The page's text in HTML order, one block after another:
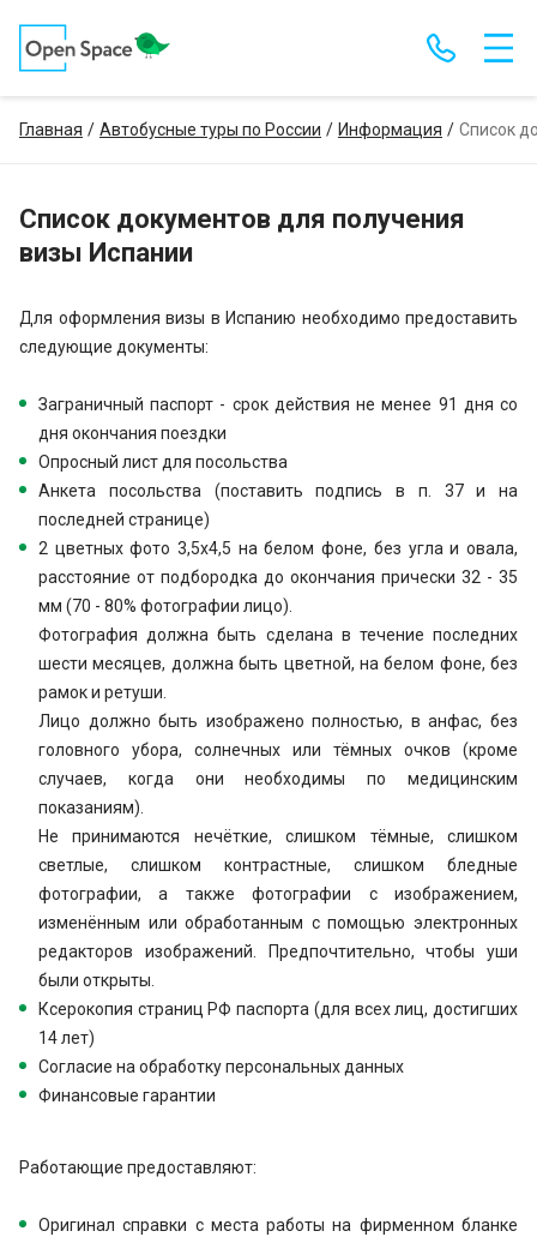
Главная Автобусные туры по России Информация Список
Список документов для получения
визы Испании
Для оформления визы в Испанию необходимо предоставить
следующие документы:
Заграничный паспорт - срок действия не менее 91 дня со
дня окончания поездки
Опросный лист для посольства
Анкета посольства (поставить подпись в п. 37 и на
последней странице)
2 цветных фото 3,5х4,5 на белом фоне, без угла и овала,
расстояние от подбородка до окончания прически 32 - 35
мм (70 - 80% фотографии лицо).
Фотография должна быть сделана в течение последних
шести месяцев, должна быть цветной, на белом фоне, без
рамок и ретуши.
Лицо должно быть изображено полностью, в анфас, без
головного убора, солнечных или тёмных очков (кроме
случаев, когда они необходимы по медицинским
показаниям).
Не принимаются нечёткие, слишком тёмные, слишком
светлые, слишком контрастные, слишком бледные
фотографии, а также фотографии с изображением,
изменённым или обработанным с помощью электронных
редакторов изображений. Предпочтительно, чтобы уши
были открыты.
Ксерокопия страниц РФ паспорта (для всех лиц, достигших
14 лет)
Согласие на обработку персональных данных
Финансовые гарантии
Работающие предоставляют:
Оригинал справки с места работы на фирменном бланке